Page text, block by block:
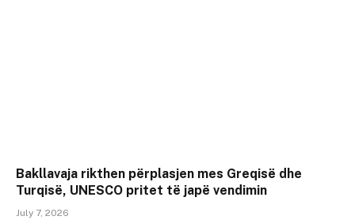
Bakllavaja rikthen përplasjen mes Greqisë dhe
Turqisë, UNESCO pritet të japë vendimin
July 7, 2026